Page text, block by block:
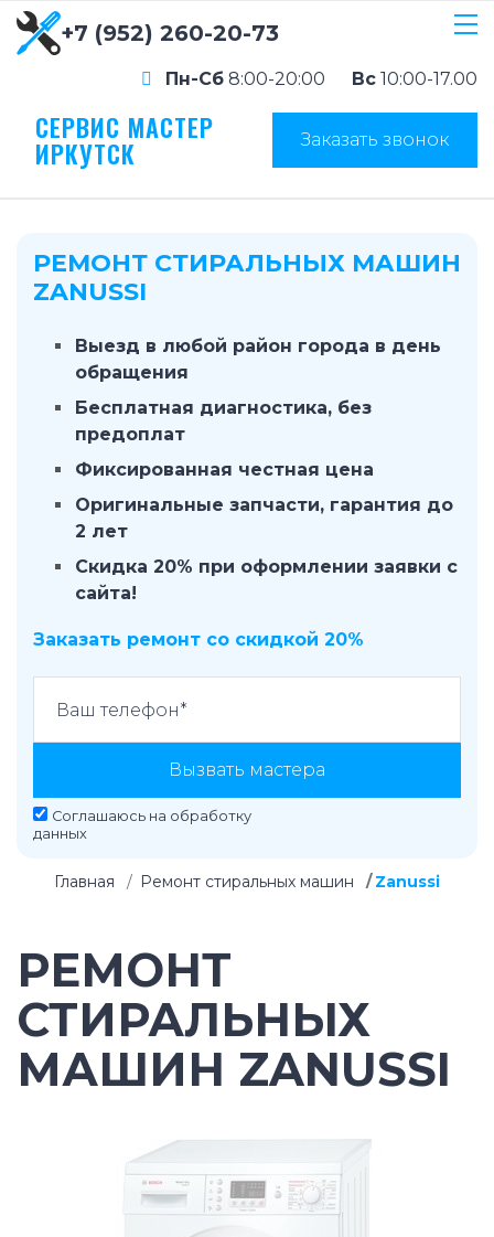
+7 (952) 260-20-73
Пн-Сб 8:00-20:00 Вс 10:00-17.00
СЕРВИС МАСТЕР
ИРКУТСК Заказать звонок
РЕМОНТ СТИРАЛЬНЫХ МАШИН
ZANUSSI
Выезд в любой район города в день
обращения
Бесплатная диагностика, без
предоплат
Фиксированная честная цена
Оригинальные запчасти, гарантия до
2 лет
Скидка 20% при оформлении заявки с
сайта!
Заказать ремонт со скидкой 20%
Вызвать мастера
Соглашаюсь на обработку
данных
Главная Ремонт стиральных машин Zanussi
РЕМОНТ
СТИРАЛЬНЫХ
МАШИН ZANUSSI